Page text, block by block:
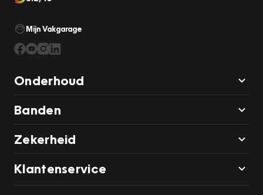
Mijn Vakgarage
Onderhoud
Banden
Zekerheid
Klantenservice